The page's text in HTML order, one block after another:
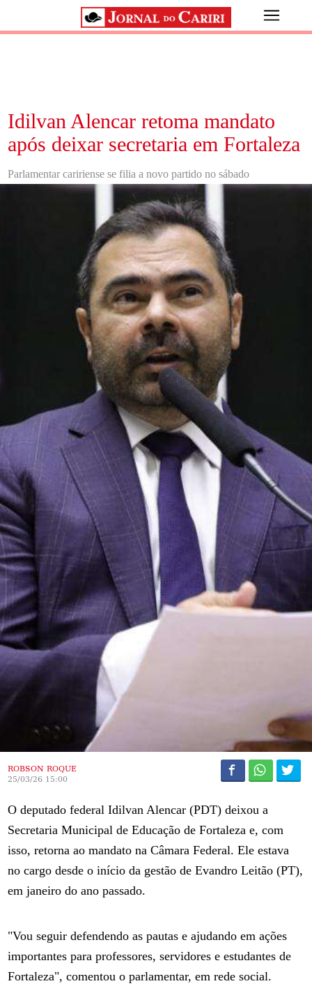
Idilvan Alencar retoma mandato
após deixar secretaria em Fortaleza
Parlamentar caririense se filia a novo partido no sábado
ROBSON ROQUE
25/03/26 15:00
O deputado federal Idilvan Alencar (PDT) deixou a
Secretaria Municipal de Educação de Fortaleza e, com
isso, retorna ao mandato na Câmara Federal. Ele estava
no cargo desde o início da gestão de Evandro Leitão (PT),
em janeiro do ano passado.
"Vou seguir defendendo as pautas e ajudando em ações
importantes para professores, servidores e estudantes de
Fortaleza", comentou o parlamentar, em rede social.